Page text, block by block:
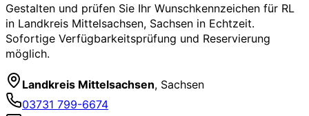
Gestalten und prüfen Sie Ihr Wunschkennzeichen für RL
in Landkreis Mittelsachsen, Sachsen in Echtzeit.
Sofortige Verfügbarkeitsprüfung und Reservierung
möglich.
Landkreis Mittelsachsen, Sachsen
03731 799-6674